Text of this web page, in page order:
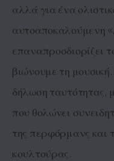
αλλά για ένα
αυτοαποκαλούμενη
επαναπροσδιορίζει
βιώνουμε τη
δήλωση ταυτότητας,
που θολώνει
της περφόρμανς και
κουλτούρας.